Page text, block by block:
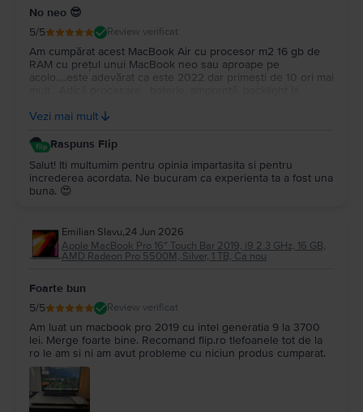
No neo 😎
5/5 Review verificat
Am cumpărat acest MacBook Air cu procesor m2 16 gb de
RAM cu prețul unui MacBook neo sau aproape pe
acolo….este adevărat ca este 2022 dar primești de 10 ori mai
super portabil …nu îl simți în geantă…Multumesc
Vezi mai mult
Raspuns Flip
Salut! Iti multumim pentru opinia impartasita si pentru
increderea acordata. Ne bucuram ca experienta ta a fost una
buna. 😍
Emilian Slavu,24 Jun 2026
Apple MacBook Pro 16″ Touch Bar 2019, i9 2.3 GHz, 16 GB,
AMD Radeon Pro 5500M, Silver, 1 TB, Ca nou
Foarte bun
5/5 Review verificat
Am luat un macbook pro 2019 cu intel generatia 9 la 3700
lei. Merge foarte bine. Recomand flip.ro tlefoanele tot de la
ro le am si ni am avut probleme cu niciun produs cumparat.